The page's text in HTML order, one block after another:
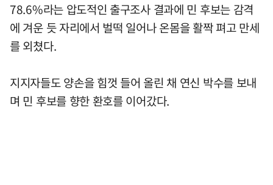
78.6%라는 압도적인 출구조사 결과에 민 후보는 감격
에 겨운 듯 자리에서 벌떡 일어나 온몸을 활짝 펴고 만세
를 외쳤다.
지지자들도 양손을 힘껏 들어 올린 채 연신 박수를 보내
며 민 후보를 향한 환호를 이어갔다.